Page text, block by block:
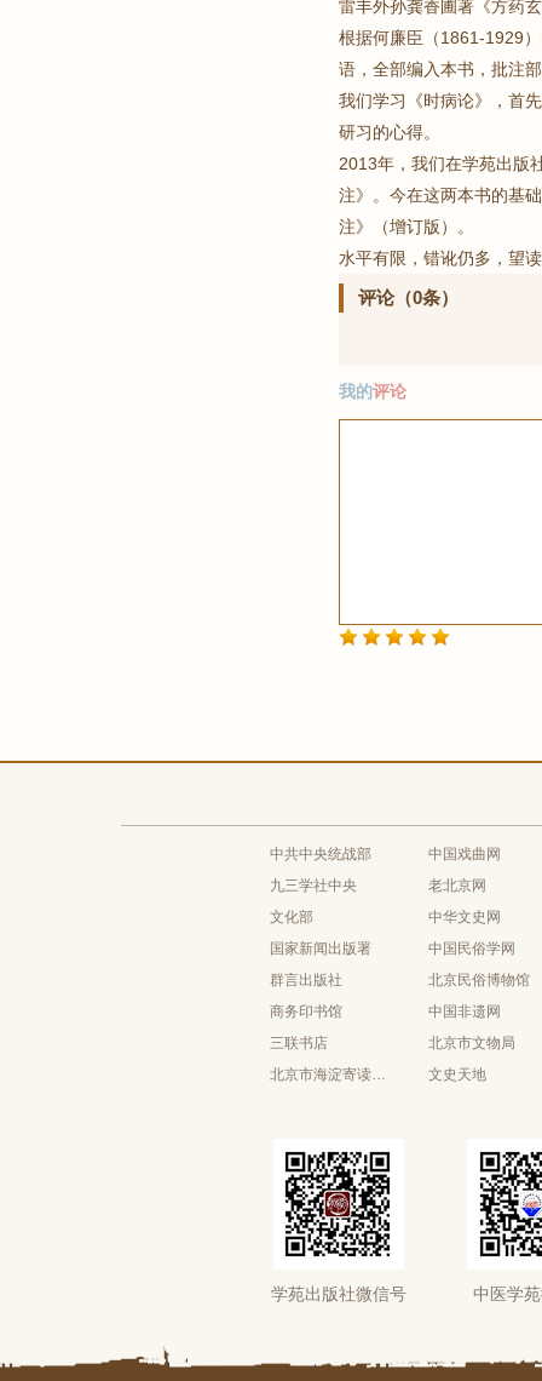
雷丰外孙龚香圃著《方药
根据何廉臣（1861-1929
语，全部编入本书，批注
我们学习《时病论》，首
研习的心得。
2013年，我们在学苑出版
注》。今在这两本书的基
注》（增订版）。
水平有限，错讹仍多，望
评论（0条）
我的评论
中共中央统战部
九三学社中央
文化部
国家新闻出版署
群言出版社
商务印书馆
三联书店
北京市海淀寄读学校
中国戏曲网
老北京网
中华文史网
中国民俗学网
北京民俗博物馆
中国非遗网
北京市文物局
文史天地
学苑出版社微信号 中医学